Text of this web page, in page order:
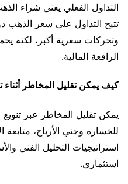
تتيح التداول على سعر الذهب
وتحركات سعرية أكبر، لكنه
الرافعة المالية.
كيف يمكن تقليل المخاطر
يمكن تقليل المخاطر عبر
للخسارة وجني الأرباح، متابعة
استراتيجيات التحليل الفني
استثماري.